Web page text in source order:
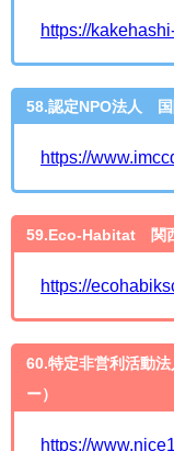
https://
58.認定NPO法人 国
https://
59.Eco-Habitat 関
https://
60.特定非営利活動
ー）
https://